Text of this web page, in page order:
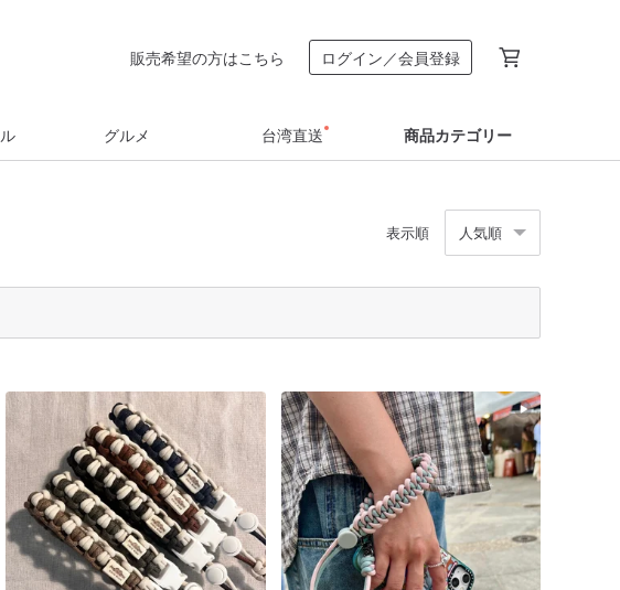
販売希望の方はこちら ログイン／会員登録
グルメ 台湾直送 商品カテゴリー
表示順 人気順